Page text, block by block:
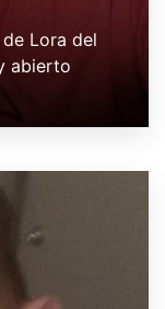
de Lora del
abierto